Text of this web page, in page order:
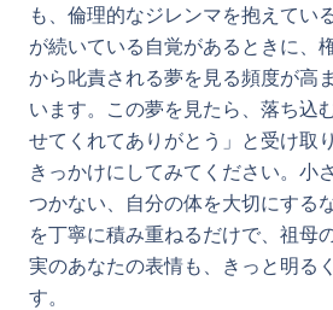
も、倫理的なジレンマを抱えてい
が続いている自覚があるときに、
から叱責される夢を見る頻度が高
います。この夢を見たら、落ち込
せてくれてありがとう」と受け取
きっかけにしてみてください。小
つかない、自分の体を大切にする
を丁寧に積み重ねるだけで、祖母
実のあなたの表情も、きっと明る
す。